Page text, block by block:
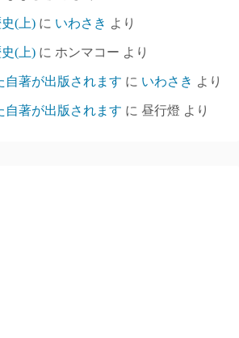
(上) に いわさき より
(上) に ホンマコー より
自著が出版されます に いわさき より
自著が出版されます に 昼行燈 より